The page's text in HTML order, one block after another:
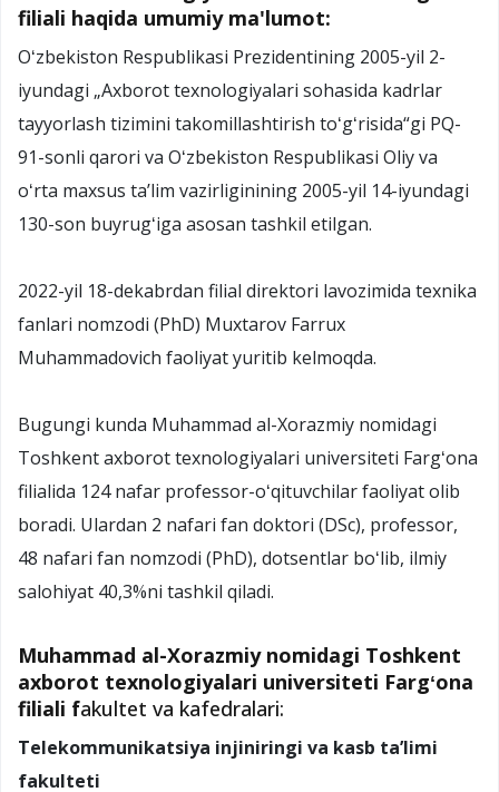
filiali haqida umumiy ma'lumot:
Oʻzbekiston Respublikasi Prezidentining 2005-yil 2-
iyundagi „Axborot texnologiyalari sohasida kadrlar
tayyorlash tizimini takomillashtirish toʻgʻrisida“gi PQ-
91-sonli qarori va Oʻzbekiston Respublikasi Oliy va
oʻrta maxsus taʼlim vazirliginining 2005-yil 14-iyundagi
130-son buyrugʻiga asosan tashkil etilgan.
2022-yil 18-dekabrdan filial direktori lavozimida texnika
fanlari nomzodi (PhD) Muxtarov Farrux
Muhammadovich faoliyat yuritib kelmoqda.
Bugungi kunda Muhammad al-Xorazmiy nomidagi
Toshkent axborot texnologiyalari universiteti Fargʻona
filialida 124 nafar professor-oʻqituvchilar faoliyat olib
boradi. Ulardan 2 nafari fan doktori (DSc), professor,
48 nafari fan nomzodi (PhD), dotsentlar boʻlib, ilmiy
salohiyat 40,3%ni tashkil qiladi.
Muhammad al-Xorazmiy nomidagi Toshkent
axborot texnologiyalari universiteti Fargʻona
filiali fakultet va kafedralari:
Telekommunikatsiya injiniringi va kasb taʼlimi
fakulteti